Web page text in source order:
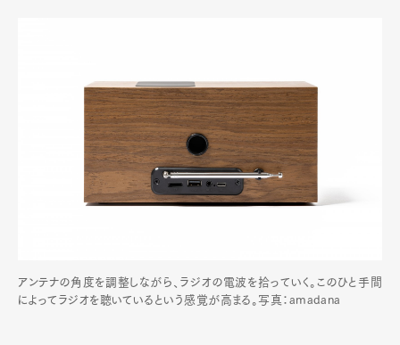
アンテナの角度を調整しながら、ラジオの電波を拾っていく。このひと手間
によってラジオを聴いているという感覚が高まる。写真：amadana